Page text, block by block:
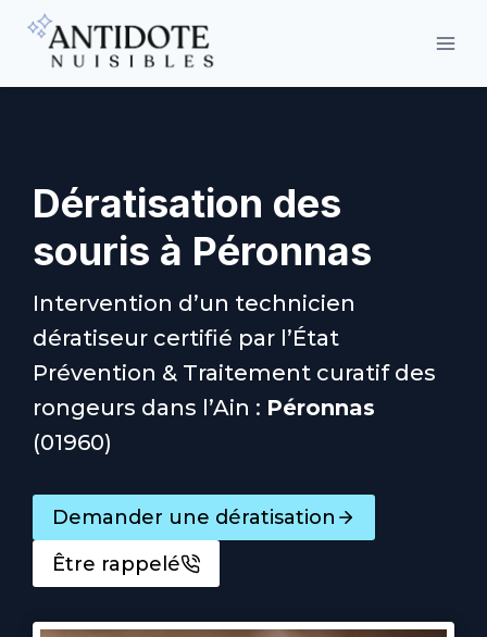
Aller
contenu
Dératisation des
souris à Péronnas
Intervention d’un technicien
dératiseur certifié par l’État
Prévention & Traitement curatif des
rongeurs dans l’Ain : Péronnas
(01960)
Demander une dératisation
Être rappelé